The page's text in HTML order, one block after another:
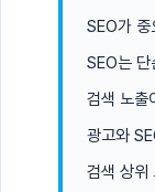
SEO가 중
SEO는 단
검색 노출
광고와
검색 상위